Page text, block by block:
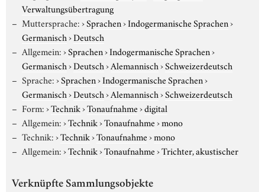
Verwaltungsübertragung
Muttersprache:›Sprachen›Indogermanische Sprachen›
Germanisch›Deutsch
Allgemein:›Sprachen›Indogermanische Sprachen›
Germanisch›Deutsch›Alemannisch›Schweizerdeutsch
Sprache:›Sprachen›Indogermanische Sprachen›
Germanisch›Deutsch›Alemannisch›Schweizerdeutsch
Form:›Technik›Tonaufnahme›digital
Allgemein:›Technik›Tonaufnahme›mono
Technik:›Technik›Tonaufnahme›mono
Allgemein:›Technik›Tonaufnahme›Trichter, akustischer
Verknüpfte Sammlungsobjekte